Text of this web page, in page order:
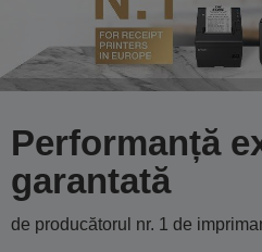
Performanță
garantată
de producătorul nr. 1 de